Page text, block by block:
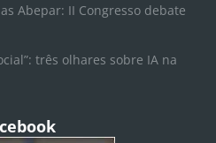
Abepar: II Congresso debate
três olhares sobre IA na